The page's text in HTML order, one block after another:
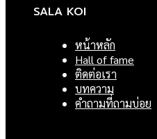
SALA KOI
หน้าหลัก
Hall of fame
ติดต่อเรา
บทความ
คำถามที่ถามบ่อย